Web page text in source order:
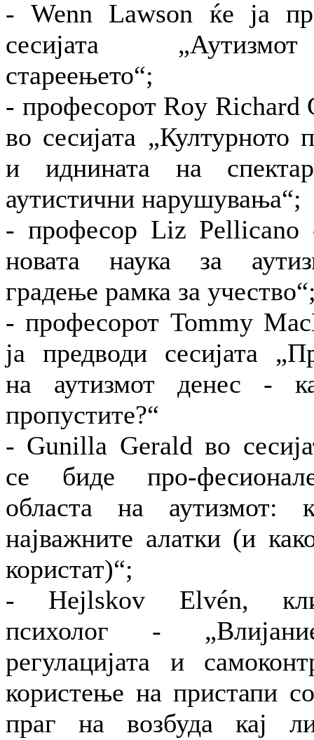
- Wenn Lawson ќе ја
сесијата
стареењето“;
- професорот Roy Richard
во сесијата „Културното
и иднината на
аутистични нарушувања“;
- професор Liz Pellicano
новата наука за
градење рамка за
- професорот Тоmmy
ја предводи сесијата
на аутизмот денес -
пропустите?“
- Gunilla Gerald во
се биде про-
областа на аутизмот:
најважните алатки (и
користат)“;
- Hejlskov Elvén,
психолог -
регулацијата и
користење на пристапи
праг на возбуда кај